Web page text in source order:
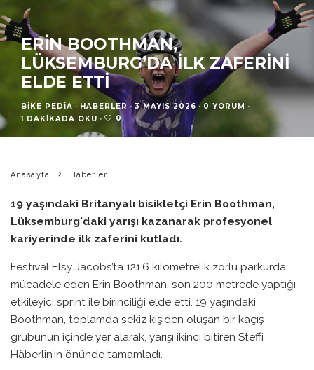
ERIN BOOTHMAN,
LÜKSEMBURG’DA İLK ZAFERINI
ELDE ETTI
BIKE PEDIA · HABERLER · 3 MAYIS 2026 · 0 YORUM ·
1 DAKIKADA OKU · 0
Anasayfa Haberler
19 yaşındaki Britanyalı bisikletçi Erin Boothman,
Lüksemburg'daki yarışı kazanarak profesyonel
kariyerinde ilk zaferini kutladı.
Festival Elsy Jacobs’ta 121.6 kilometrelik zorlu parkurda
mücadele eden Erin Boothman, son 200 metrede yaptığı
etkileyici sprint ile birinciliği elde etti. 19 yaşındaki
Boothman, toplamda sekiz kişiden oluşan bir kaçış
grubunun içinde yer alarak, yarışı ikinci bitiren Steffi
Häberlin’in önünde tamamladı.